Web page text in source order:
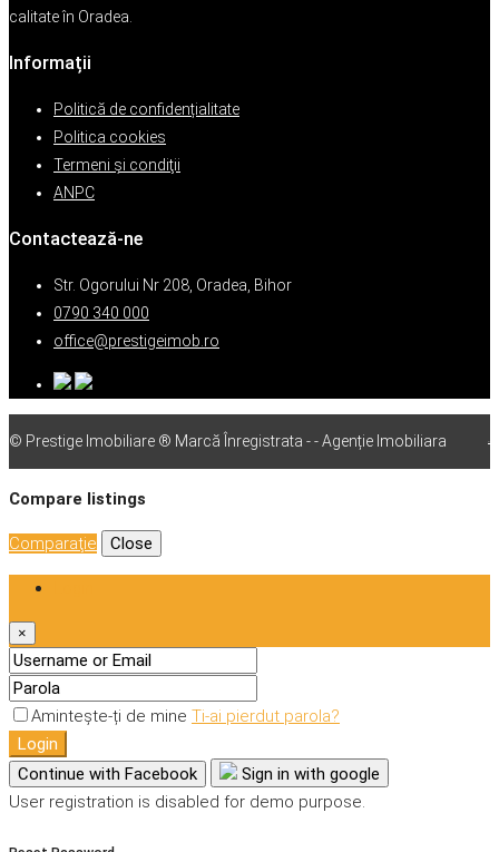
calitate în Oradea.
Informații
Politică de confidențialitate
Politica cookies
Termeni şi condiţii
ANPC
Contactează-ne
Str. Ogorului Nr 208, Oradea, Bihor
0790 340 000
office@prestigeimob.ro
© Prestige Imobiliare ® Marcă Înregistrata - - Agenție Imobiliara
Compare listings
Comparaţie Close
×
Amintește-ți de mine Ti-ai pierdut parola?
Login
Continue with Facebook
Sign in with google
User registration is disabled for demo purpose.